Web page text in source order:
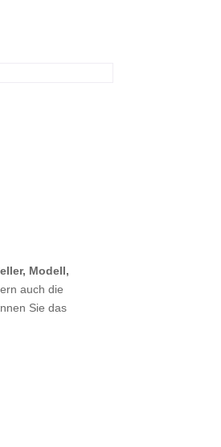
Modell,
auch die
Sie das